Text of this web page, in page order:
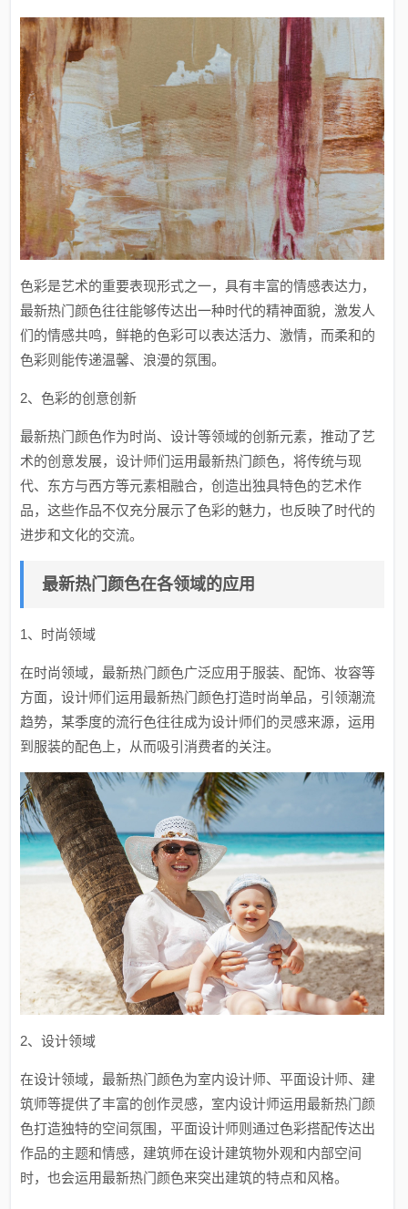
色彩是艺术的重要表现形式之一，具有丰富的情感表达力，
最新热门颜色往往能够传达出一种时代的精神面貌，激发人
们的情感共鸣，鲜艳的色彩可以表达活力、激情，而柔和的
色彩则能传递温馨、浪漫的氛围。
2、色彩的创意创新
最新热门颜色作为时尚、设计等领域的创新元素，推动了艺
术的创意发展，设计师们运用最新热门颜色，将传统与现
代、东方与西方等元素相融合，创造出独具特色的艺术作
品，这些作品不仅充分展示了色彩的魅力，也反映了时代的
进步和文化的交流。
最新热门颜色在各领域的应用
1、时尚领域
在时尚领域，最新热门颜色广泛应用于服装、配饰、妆容等
方面，设计师们运用最新热门颜色打造时尚单品，引领潮流
趋势，某季度的流行色往往成为设计师们的灵感来源，运用
到服装的配色上，从而吸引消费者的关注。
2、设计领域
在设计领域，最新热门颜色为室内设计师、平面设计师、建
筑师等提供了丰富的创作灵感，室内设计师运用最新热门颜
色打造独特的空间氛围，平面设计师则通过色彩搭配传达出
作品的主题和情感，建筑师在设计建筑物外观和内部空间
时，也会运用最新热门颜色来突出建筑的特点和风格。